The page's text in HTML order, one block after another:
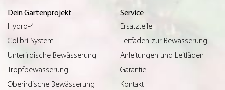
Dein Gartenprojekt
Hydro-4
Colibrì System
Unterirdische Bewässerung
Tropfbewässerung
Oberirdische Bewässerung
Service
Ersatzteile
Leitfaden zur Bewässerung
Anleitungen und Leitfäden
Garantie
Kontakt